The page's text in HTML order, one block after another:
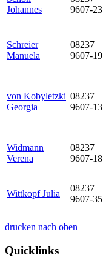
Johannes
9607-23
Schreier
Manuela
08237
9607-19
von Kobyletzki
Georgia
08237
9607-13
Widmann
Verena
08237
9607-18
Wittkopf Julia
08237
9607-35
drucken nach oben
Quicklinks